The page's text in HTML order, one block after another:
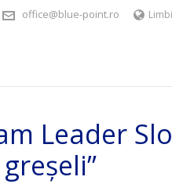
office@blue-point.ro Limbi
Leader